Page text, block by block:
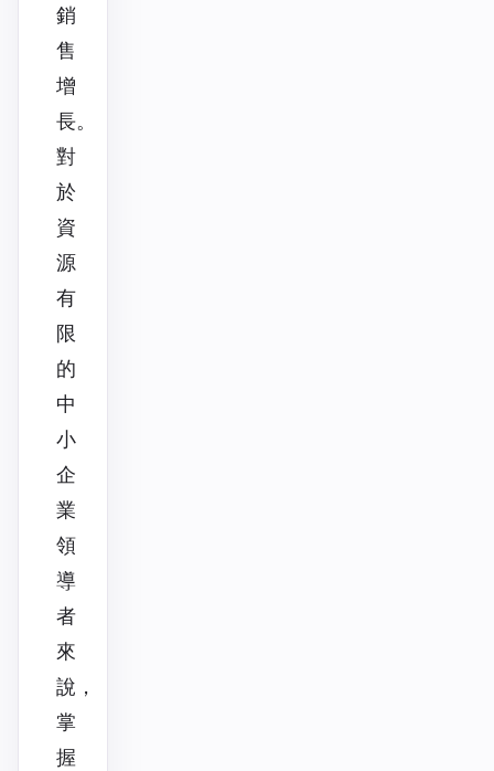
銷
售
增
長。
對
於
資
源
有
限
的
中
小
企
業
領
導
者
來
說，
掌
握